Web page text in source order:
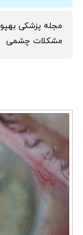
مجله پزشکی بهپو
مشکلات چشمی